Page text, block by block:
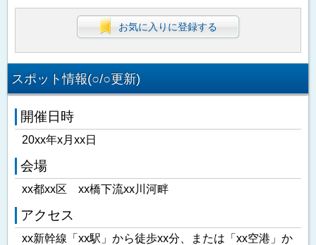
お気に入りに登録する
スポット情報(○/○更新)
開催日時
20xx年x月xx日
会場
xx都xx区 xx橋下流xx川河畔
アクセス
xx新幹線「xx駅」から徒歩xx分、または「xx空港」か